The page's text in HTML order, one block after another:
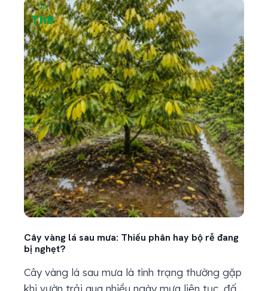
06
Th8
Cây vàng lá sau mưa: Thiếu phân hay bộ rễ đang
bị nghẹt?
Cây vàng lá sau mưa là tình trạng thường gặp
khi vườn trải qua nhiều ngày mưa liên tục, đất